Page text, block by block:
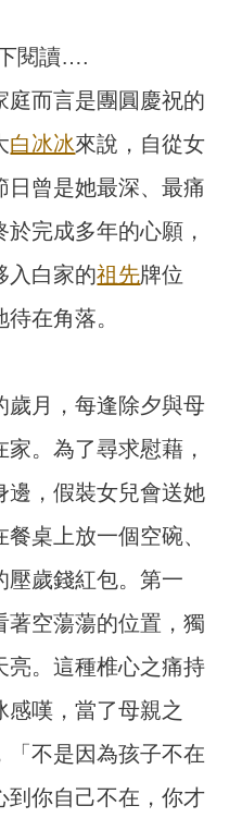
閱讀….
庭而言是團圓慶祝的
白冰冰來說，自從女
日曾是她最深、最痛
完成多年的心願，
入白家的祖先牌位
在角落。
歲月，每逢除夕與母
。為了尋求慰藉，
邊，假裝女兒會送她
桌上放一個空碗、
壓歲錢紅包。第一
著空蕩蕩的位置，獨
亮。這種椎心之痛持
感嘆，當了母親之
「不是因為孩子不在
到你自己不在，你才